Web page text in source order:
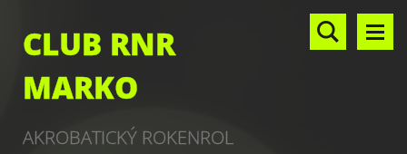
CLUB RNR
MARKO
AKROBATICKÝ ROKENROL